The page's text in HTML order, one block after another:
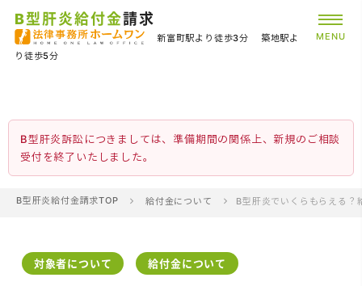
B型肝炎給付金請求
新富町駅より徒歩3分
築地駅よ
り徒歩5分
MENU
B型肝炎訴訟につきましては、準備期間の関係上、新規のご相談
受付を終了いたしました。
B型肝炎給付金請求TOP 給付金について B型肝炎でいくらもらえる？
対象者について 給付金について